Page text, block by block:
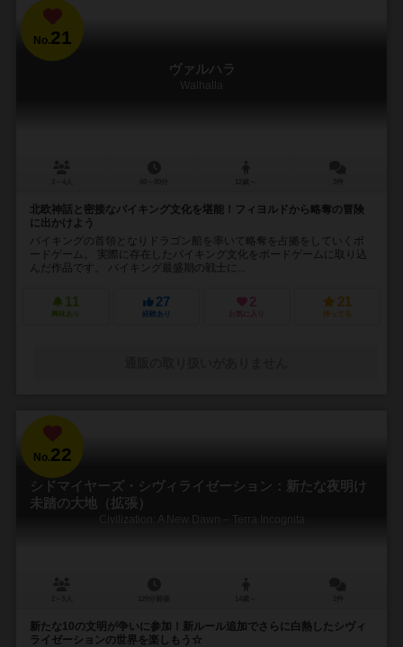
No.21
ヴァルハラ
Walhalla
北欧神話と密接なバイキング文化を堪能！フィヨルドから略奪の冒険
に出かけよう
バイキングの首領となりドラゴン船を率いて略奪を占拠をしていくボ
ードゲーム。 実際に存在したバイキング文化をボードゲームに取り込
んだ作品です。 バイキング最盛期の戦士に...
11
興味あり
27
経験あり
2
お気に入り
21
持ってる
No.22
シドマイヤーズ・シヴィライゼーション：新たな夜明け
未踏の大地（拡張）
Civilization: A New Dawn – Terra Incognita
新たな10の文明が争いに参加！新ルール追加でさらに白熱したシヴィ
ライゼーションの世界を楽しもう☆